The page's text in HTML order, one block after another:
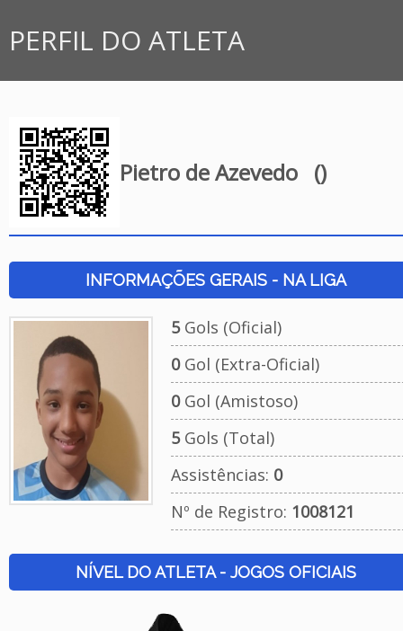
PERFIL DO ATLETA
Pietro de Azevedo ()
INFORMAÇÕES GERAIS - NA LIGA
5Gols (Oficial)
0Gol (Extra-Oficial)
0Gol (Amistoso)
5Gols (Total)
Assistências: 0
Nº de Registro: 1008121
NÍVEL DO ATLETA - JOGOS OFICIAIS